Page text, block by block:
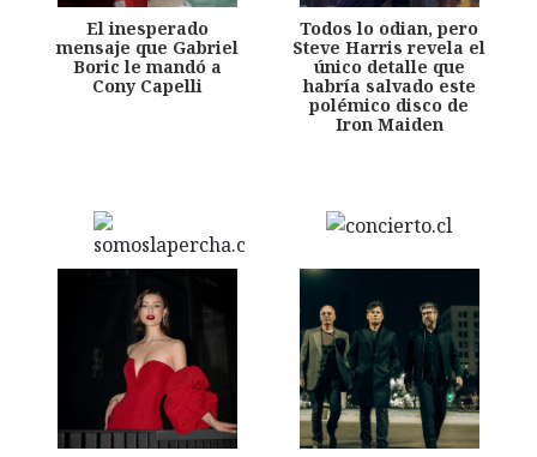
El inesperado
mensaje que Gabriel
Boric le mandó a
Cony Capelli
Todos lo odian, pero
Steve Harris revela el
único detalle que
habría salvado este
polémico disco de
Iron Maiden